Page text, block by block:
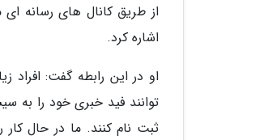
از طریق کانال های رسانه
اشاره کرد.
او در این رابطه گفت: افراد
توانند فید خبری خود را به
ثبت نام کنند. ما در حال